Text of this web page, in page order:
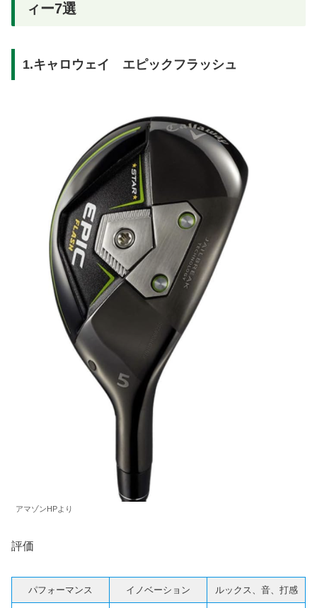
ィー7選
1.キャロウェイ エピックフラッシュ
アマゾンHPより
評価
パフォーマンス イノベーション ルックス、音、打感